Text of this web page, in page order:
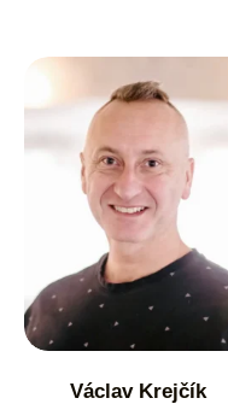
Václav Krejčík